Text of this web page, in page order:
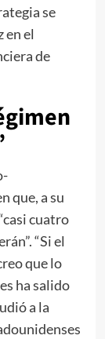
se
en el
de
que, a su
cuatro
“Si el
que lo
ha salido
a la